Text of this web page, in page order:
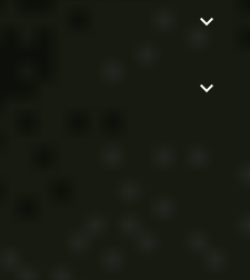
keyboard_arrow_down
keyboard_arrow_down